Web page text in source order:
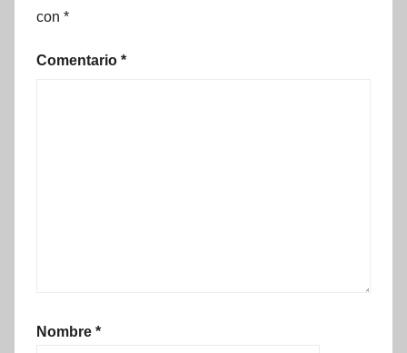
con *
Comentario *
Nombre *